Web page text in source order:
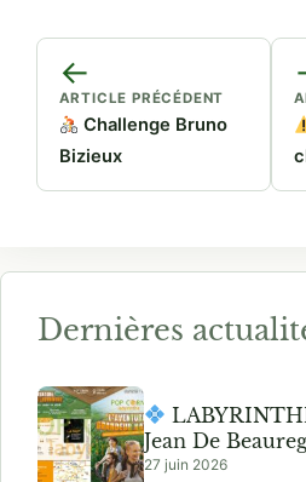
←
ARTICLE PRÉCÉDENT
Challenge Bruno
Bizieux
Dernières
Jean De
27 juin 2026